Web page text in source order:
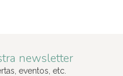
newsletter
eventos, etc.